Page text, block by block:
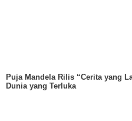
Puja Mandela Rilis “Cerita yang
Dunia yang Terluka